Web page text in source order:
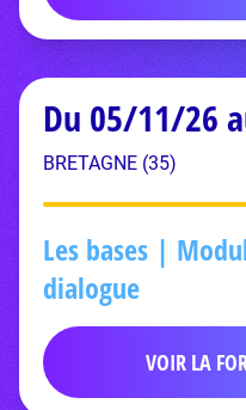
Du 05/11/26
BRETAGNE (35)
Les bases |
dialogue
VOIR LA